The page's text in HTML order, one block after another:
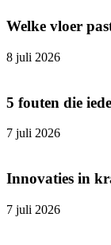
Welke vloer
8 juli 2026
5 fouten die
7 juli 2026
Innovaties in
7 juli 2026